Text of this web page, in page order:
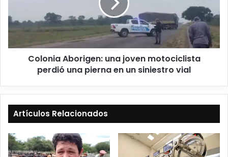
Colonia Aborigen: una joven motociclista
perdió una pierna en un siniestro vial
Artículos Relacionados